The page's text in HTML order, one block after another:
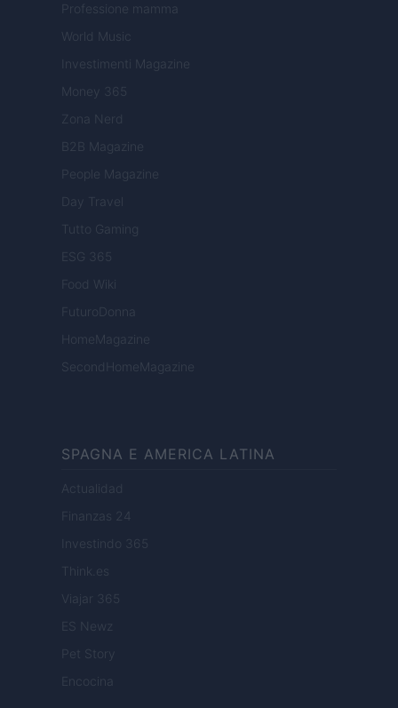
Professione mamma
World Music
Investimenti Magazine
Money 365
Zona Nerd
B2B Magazine
People Magazine
Day Travel
Tutto Gaming
ESG 365
Food Wiki
FuturoDonna
HomeMagazine
SecondHomeMagazine
SPAGNA E AMERICA LATINA
Actualidad
Finanzas 24
Investindo 365
Think.es
Viajar 365
ES Newz
Pet Story
Encocina